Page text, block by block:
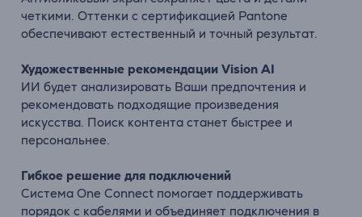
четкими. Оттенки с сертификацией Pantone
обеспечивают естественный и точный результат.
Художественные рекомендации Vision AI
ИИ будет анализировать Ваши предпочтения и
рекомендовать подходящие произведения
искусства. Поиск контента станет быстрее и
персональнее.
Гибкое решение для подключений
Система One Connect помогает поддерживать
порядок с кабелями и объединяет подключения в